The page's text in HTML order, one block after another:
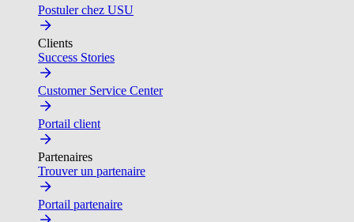
Postuler chez USU
Clients
Success Stories
Customer Service Center
Portail client
Partenaires
Trouver un partenaire
Portail partenaire